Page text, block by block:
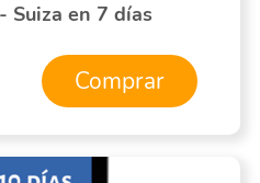
Suiza en 7 días
Comprar